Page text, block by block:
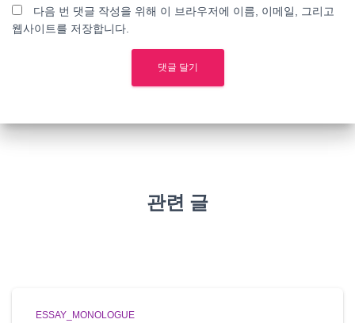
다음 번 댓글 작성을 위해 이 브라우저에 이름, 이메일, 그리고
웹사이트를 저장합니다.
관련 글
ESSAY_MONOLOGUE